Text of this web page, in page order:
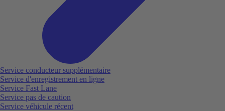
Service conducteur supplémentaire
Service d'enregistrement en ligne
Service Fast Lane
Service pas de caution
Service véhicule récent